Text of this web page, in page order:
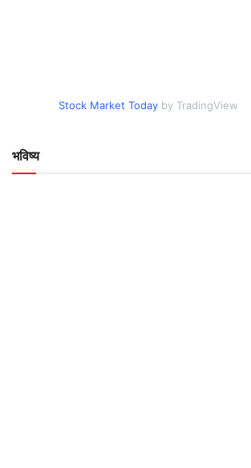
Stock Market Today by TradingView
भविष्य